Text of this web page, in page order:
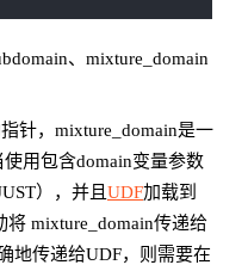
、mixture_domain
针，mixture_domain是一
用包含domain变量参数
），并且 UDF加载到
将 mixture_domain传递给
地传递给UDF，则需要在